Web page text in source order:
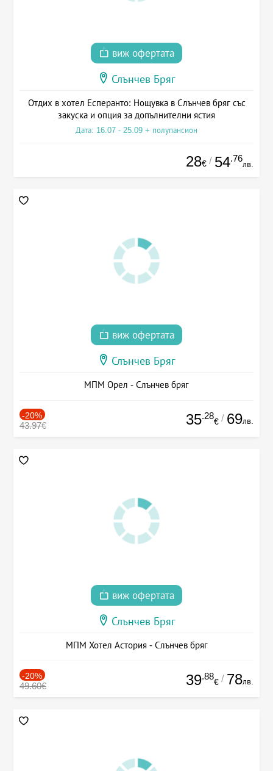
виж офертата
Слънчев Бряг
Отдих в хотел Есперанто: Нощувка в Слънчев бряг със
закуска и опция за допълнителни ястия
Дата: 16.07 - 25.09 + полупансион
28€ / 54.76
лв.
виж офертата
Слънчев Бряг
МПМ Орел - Слънчев бряг
-20%
43.97€ 35.28
€ / 69лв.
виж офертата
Слънчев Бряг
МПМ Хотел Астория - Слънчев бряг
-20%
49.60€ 39.88
€ / 78лв.